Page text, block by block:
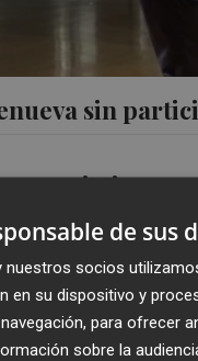
sin
año en 'stand-by'
de sus
socios
en su dispositivo y
para ofrecer
sobre la